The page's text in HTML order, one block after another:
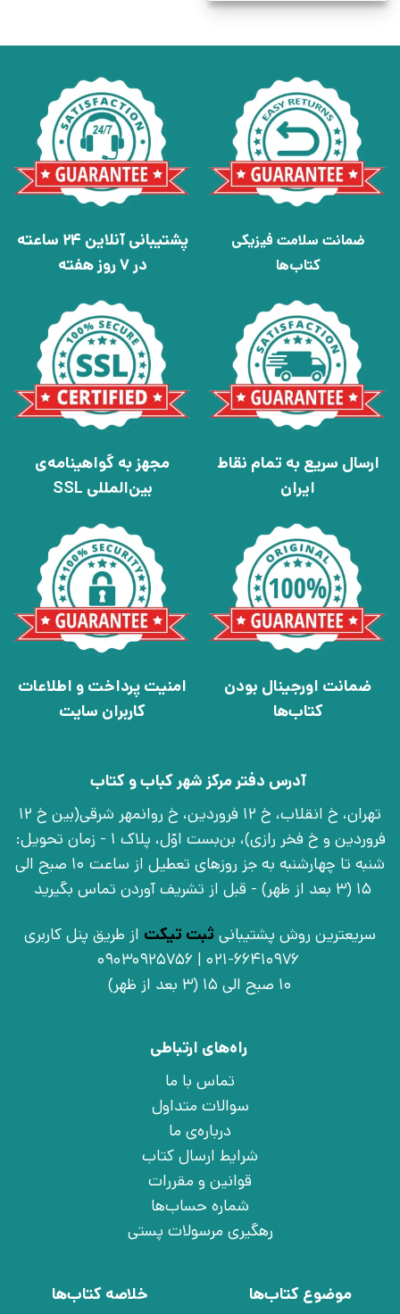
ضمانت سلامت فیزیکی
کتاب‌ها
پشتیبانی آنلاین 24 ساعته
در 7 روز هفته
ارسال سریع به تمام نقاط
ایران
مجهز به گواهینامه‌ی
بین‌المللی SSL
ضمانت اورجینال بودن
کتاب‌ها
امنیت پرداخت و اطلاعات
کاربران سایت
آدرس دفتر مرکز شهر کباب و کتاب
تهران، خ انقلاب، خ 12 فروردین، خ روانمهر شرقی(بین خ 12
فروردین و خ فخر رازی)، بن‌بست اوّل، پلاک 1 - زمان تحویل:
شنبه تا چهارشنبه به جز روزهای تعطیل از ساعت 10 صبح الی
15 (3 بعد از ظهر) - قبل از تشریف آوردن تماس بگیرید
سریعترین روش پشتیبانی ثبت تیکت از طریق پنل کاربری
021-66410976 | 09030925756
10 صبح الی 15 (3 بعد از ظهر)
راه‌های ارتباطی
تماس با ما
سوالات متداول
درباره‌ی ما
شرایط ارسال کتاب
قوانین و مقررات
شماره حساب‌ها
رهگیری مرسولات پستی
موضوع کتاب‌ها
خلاصه کتاب‌ها